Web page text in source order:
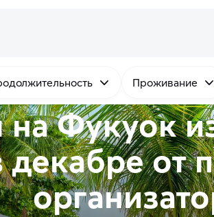
Проживание
Фукуок
декабре от